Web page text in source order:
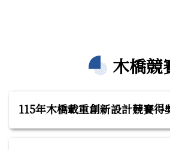
木橋競
115年木橋載重創新設計競賽得